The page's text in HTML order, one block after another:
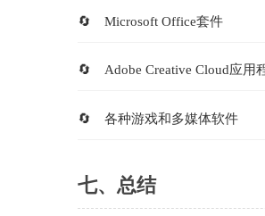
Microsoft Office套件
Adobe Creative Cloud应用
各种游戏和多媒体软件
七、总结